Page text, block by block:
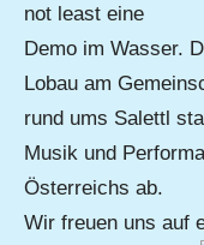
not least eine
Demo im Wasser.
Lobau am
rund ums Salettl
Musik und
Österreichs ab.
Wir freuen uns auf